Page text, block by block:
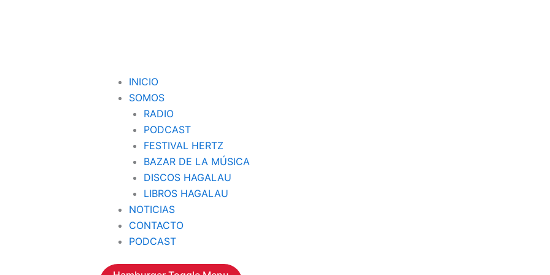
INICIO
SOMOS
RADIO
PODCAST
FESTIVAL HERTZ
BAZAR DE LA MÚSICA
DISCOS HAGALAU
LIBROS HAGALAU
NOTICIAS
CONTACTO
PODCAST